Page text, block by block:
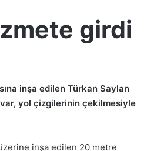
girdi
inşa edilen Türkan Saylan
yol çizgilerinin çekilmesiyle
inşa edilen 20 metre